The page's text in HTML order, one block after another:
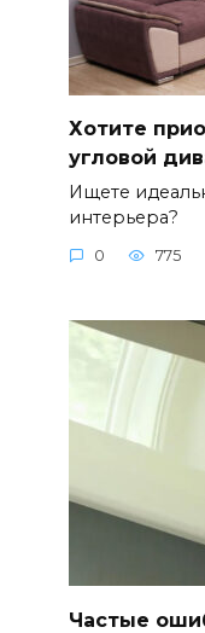
Хотите
угловой
Ищете
интерьера?
0 775
Частые